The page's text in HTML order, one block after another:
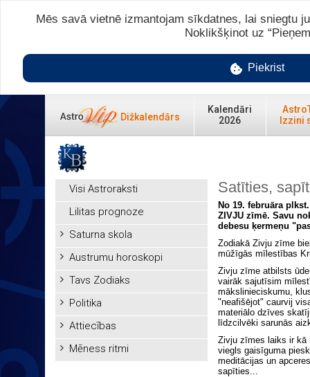
Dižkalendārs
Kalendāri
2026
Izzini
Visi Astroraksti
Lilitas prognoze
Saturna skola
Austrumu horoskopi
Tavs Zodiaks
Politika
Attiecības
Mēness ritmi
Satīties,
No 19. februāra
ZIVJU zīmē. Savu
debesu ķermeņu
Zodiakā Zivju zīme
mūžīgās mīlestības
Zivju zīme atbilsts
vairāk sajutīsim
mākslinieciskumu,
"neafišējot" caurvij
materiālo dzīves
līdzcilvēki sarunās
Zivju zīmes laiks ir kā
viegls gaisīguma
meditācijas un
sapīties...
Mēs savā vietnē izmantojam sīkdatnes, lai sniegtu
Noklikšķinot uz
Piekrist